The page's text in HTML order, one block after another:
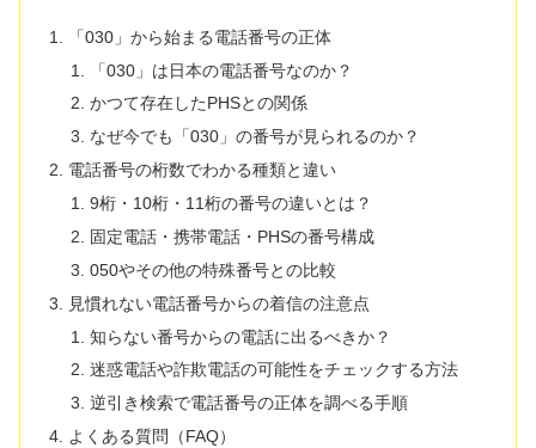
「030」から始まる電話番号の正体
「030」は日本の電話番号なのか？
かつて存在したPHSとの関係
なぜ今でも「030」の番号が見られるのか？
電話番号の桁数でわかる種類と違い
9桁・10桁・11桁の番号の違いとは？
固定電話・携帯電話・PHSの番号構成
050やその他の特殊番号との比較
見慣れない電話番号からの着信の注意点
知らない番号からの電話に出るべきか？
迷惑電話や詐欺電話の可能性をチェックする方法
逆引き検索で電話番号の正体を調べる手順
よくある質問（FAQ）